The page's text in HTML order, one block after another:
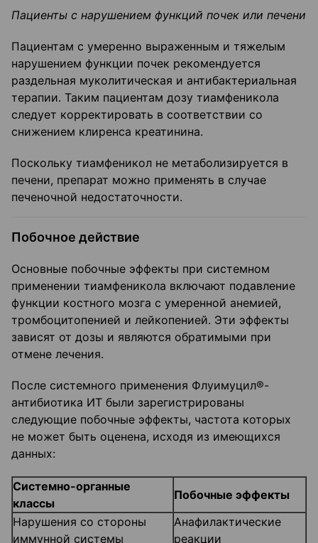
Пациенты с нарушением функций почек или печени
Пациентам с умеренно выраженным и тяжелым
нарушением функции почек рекомендуется
раздельная муколитическая и антибактериальная
терапии. Таким пациентам дозу тиамфеникола
следует корректировать в соответствии со
снижением клиренса креатинина.
Поскольку тиамфеникол не метаболизируется в
печени, препарат можно применять в случае
печеночной недостаточности.
Побочное действие
Основные побочные эффекты при системном
применении тиамфеникола включают подавление
функции костного мозга с умеренной анемией,
тромбоцитопенией и лейкопенией. Эти эффекты
зависят от дозы и являются обратимыми при
отмене лечения.
После системного применения Флуимуцил®-
антибиотика ИТ были зарегистрированы
следующие побочные эффекты, частота которых
не может быть оценена, исходя из имеющихся
данных:
Системно-органные
классы
Побочные эффекты
Нарушения со стороны
иммунной системы
Анафилактические
реакции